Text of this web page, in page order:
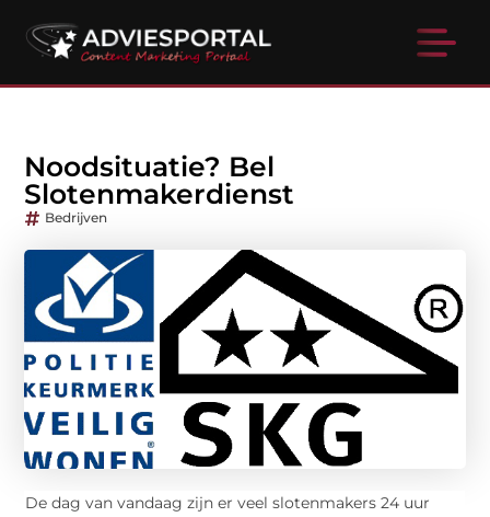
Noodsituatie? Bel
Slotenmakerdienst
Bedrijven
De dag van vandaag zijn er veel slotenmakers 24 uur